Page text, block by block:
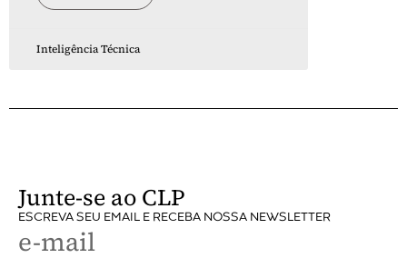
Inteligência Técnica
Junte-se ao CLP
ESCREVA SEU EMAIL E RECEBA NOSSA NEWSLETTER
e-mail